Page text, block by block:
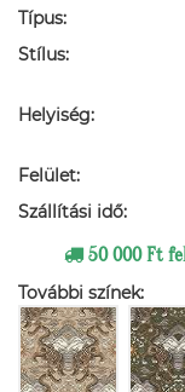
Típus:
Stílus:
Helyiség:
Felület:
Szállítási idő:
50 000 Ft
További színek: